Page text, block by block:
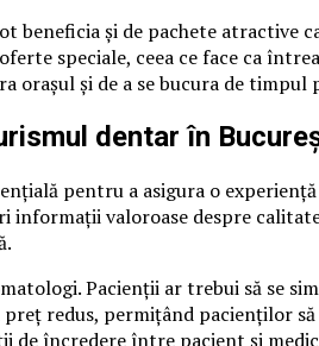
și de pachete
speciale, ceea ce face ca
orașul și de a se bucura de timpul
dentar în
pentru a asigura o
valoroase despre
Pacienții ar trebui să se
redus, permițând pacienților
de încredere între pacient și